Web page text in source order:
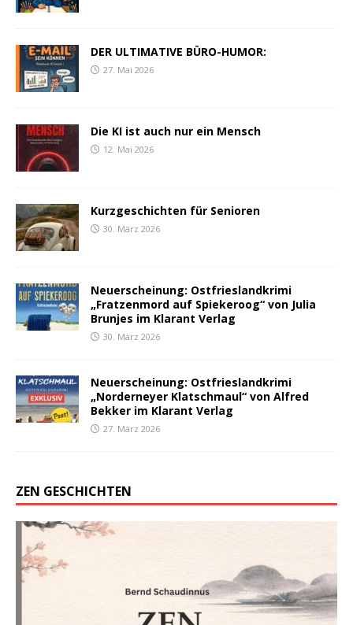
DER ULTIMATIVE BÜRO-HUMOR:
27. Mai 2026
Die KI ist auch nur ein Mensch
12. Mai 2026
Kurzgeschichten für Senioren
30. März 2026
Neuerscheinung: Ostfrieslandkrimi
„Fratzenmord auf Spiekeroog“ von Julia
Brunjes im Klarant Verlag
30. März 2026
Neuerscheinung: Ostfrieslandkrimi
„Norderneyer Klatschmaul“ von Alfred
Bekker im Klarant Verlag
27. März 2026
ZEN GESCHICHTEN